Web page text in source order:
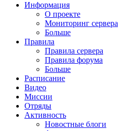
Информация
О проекте
Мониторинг сервера
Больше
Правила
Правила сервера
Правила форума
Больше
Расписание
Видео
Миссии
Отряды
Активность
Новостные блоги